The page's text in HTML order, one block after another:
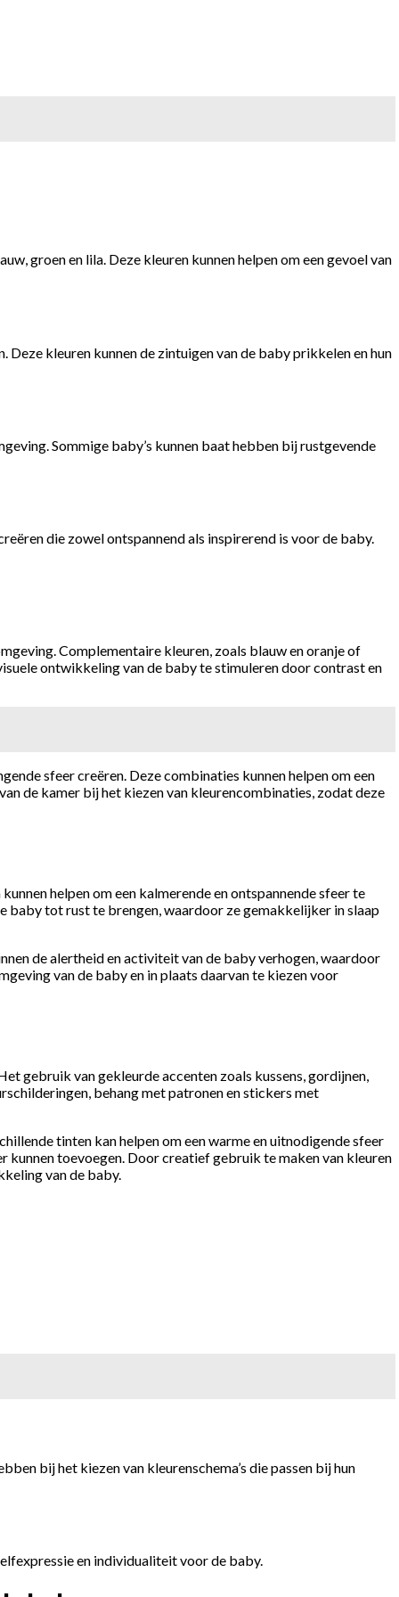
groen en lila. Deze kleuren kunnen helpen om een gevoel van
kleuren kunnen de zintuigen van de baby prikkelen en hun
Sommige baby’s kunnen baat hebben bij rustgevende
die zowel ontspannend als inspirerend is voor de baby.
Complementaire kleuren, zoals blauw en oranje of
ontwikkeling van de baby te stimuleren door contrast en
sfeer creëren. Deze combinaties kunnen helpen om een
de kamer bij het kiezen van kleurencombinaties, zodat deze
helpen om een kalmerende en ontspannende sfeer te
baby tot rust te brengen, waardoor ze gemakkelijker in slaap
de alertheid en activiteit van de baby verhogen, waardoor
van de baby en in plaats daarvan te kiezen voor
gebruik van gekleurde accenten zoals kussens, gordijnen,
behang met patronen en stickers met
tinten kan helpen om een warme en uitnodigende sfeer
kunnen toevoegen. Door creatief gebruik te maken van kleuren
van de baby.
bij het kiezen van kleurenschema’s die passen bij hun
en individualiteit voor de baby.